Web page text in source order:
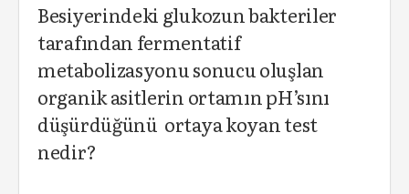
Besiyerindeki glukozun bakteriler
tarafından fermentatif
metabolizasyonu sonucu oluşlan
organik asitlerin ortamın pH’sını
düşürdüğünü ortaya koyan test
nedir?